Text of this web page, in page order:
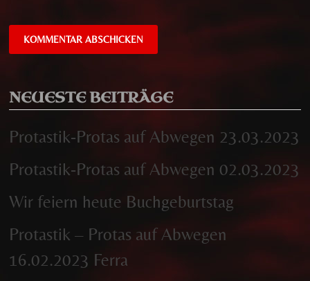
NEUESTE BEITRÄGE
Protastik-Protas auf Abwegen 23.03.2023
Protastik-Protas auf Abwegen 02.03.2023
Wir feiern heute Buchgeburtstag
Protastik – Protas auf Abwegen
16.02.2023 Ferra